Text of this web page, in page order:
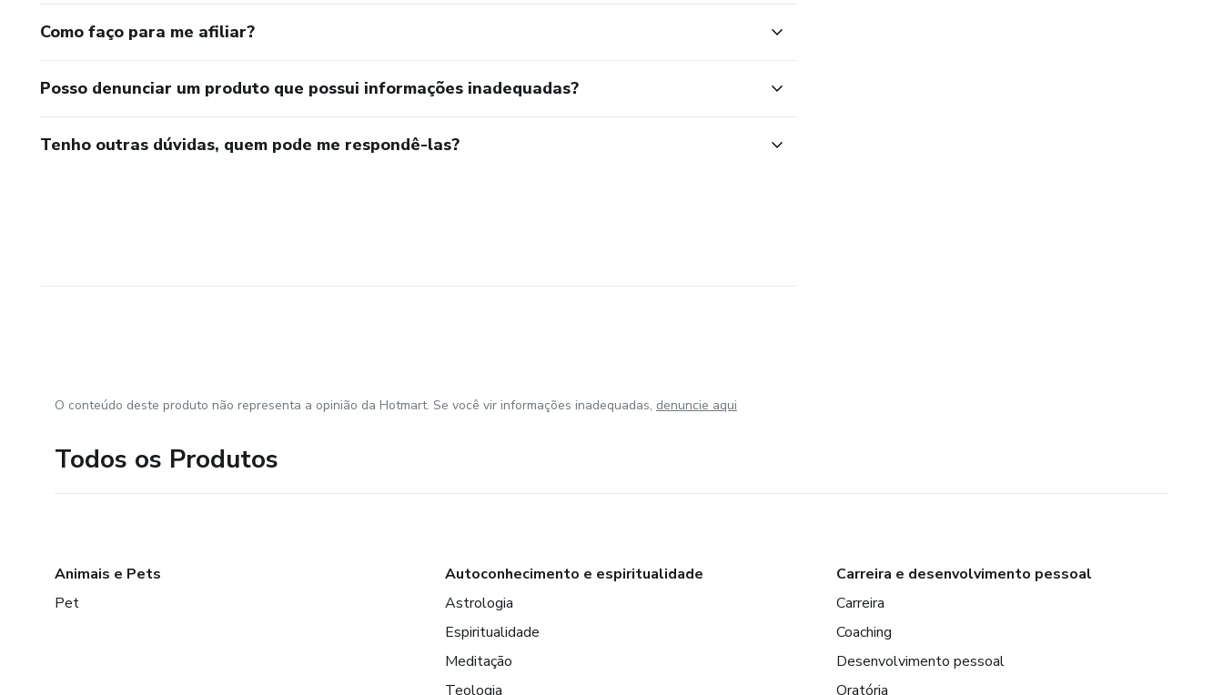
Como faço para me afiliar?
Posso denunciar um produto que possui informações inadequadas?
Tenho outras dúvidas, quem pode me respondê-las?
O conteúdo deste produto não representa a opinião da Hotmart. Se você vir informações inadequadas, denuncie aqui
Todos os Produtos
Animais e Pets
Pet
Autoconhecimento e espiritualidade
Astrologia
Espiritualidade
Meditação
Teologia
Carreira e desenvolvimento pessoal
Carreira
Coaching
Desenvolvimento pessoal
Oratória